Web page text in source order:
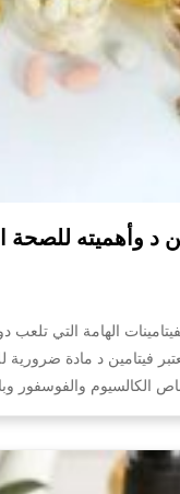
د وأهميته للصحة
الهامة التي تلعب
فيتامين د مادة
الكالسيوم والفوسفور